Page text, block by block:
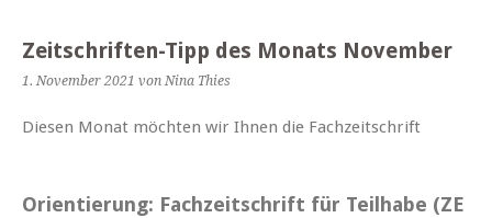
Zeitschriften-Tipp des Monats November
1. November 2021 von Nina Thies
Diesen Monat möchten wir Ihnen die Fachzeitschrift
Orientierung: Fachzeitschrift für Teilhabe (ZE